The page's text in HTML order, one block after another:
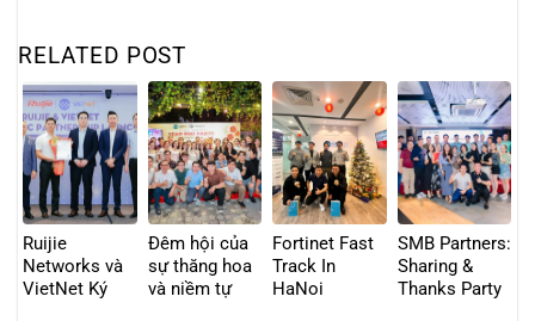
RELATED POST
Ruijie
Networks và
VietNet Ký
Đêm hội của
sự thăng hoa
và niềm tự
Fortinet Fast
Track In
HaNoi
SMB Partners:
Sharing &
Thanks Party